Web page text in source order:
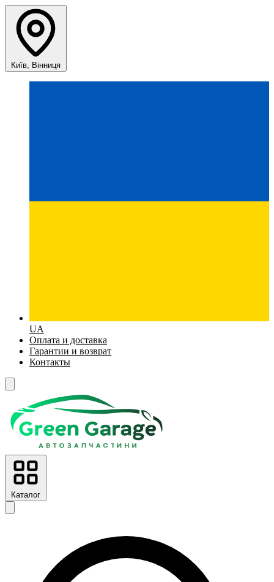
Київ, Вінниця
UA
Оплата и доставка
Гарантии и возврат
Контакты
Каталог